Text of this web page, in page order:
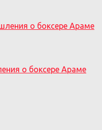
о боксере Араме